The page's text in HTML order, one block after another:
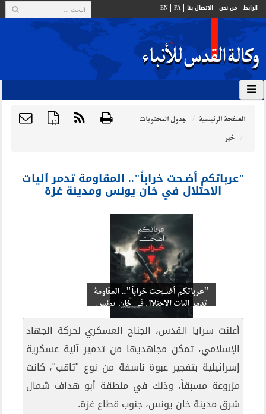
الرابط من نحن الاتصال بنا FA
EN
{ } الصفحة الرئيسية
جدول المحتويات
خبر
"عرباتكم أضـحت خراباً".. المقاومة تدمر آليات
الاحتلال في خان يونس ومدينة غزة
"عرباتكم أضـحت خراباً".. المقاومة
تدمر آليات الاحتلال في خان يونس
ومدينة غزة 2
أعلنت سرايا القدس، الجناح العسكري لحركة الجهاد
الإسلامي، تمكن مجاهديها من تدمير آلية عسكرية
إسرائيلية بتفجير عبوة ناسفة من نوع "ثاقب"، كانت
مزروعة مسبقاً، وذلك في منطقة أبو هداف شمال
شرق مدينة خان يونس، جنوب قطاع غزة.